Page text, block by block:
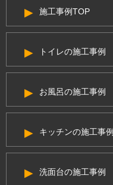
施工事例TOP
トイレの施工事例
お風呂の施工事例
キッチンの施工事例
洗面台の施工事例